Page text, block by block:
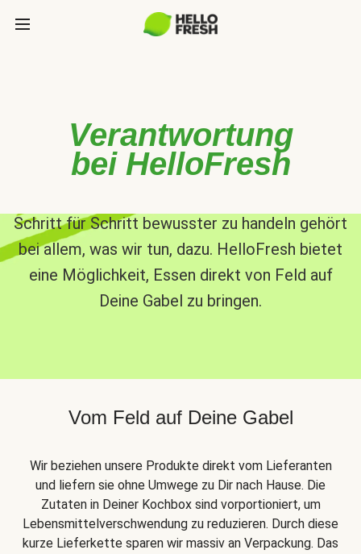
Verantwortung
bei HelloFresh
Schritt für Schritt bewusster zu handeln gehört
bei allem, was wir tun, dazu. HelloFresh bietet
eine Möglichkeit, Essen direkt von Feld auf
Deine Gabel zu bringen.
Vom Feld auf Deine Gabel
Wir beziehen unsere Produkte direkt vom Lieferanten
und liefern sie ohne Umwege zu Dir nach Hause. Die
Zutaten in Deiner Kochbox sind vorportioniert, um
Lebensmittelverschwendung zu reduzieren. Durch diese
kurze Lieferkette sparen wir massiv an Verpackung. Das